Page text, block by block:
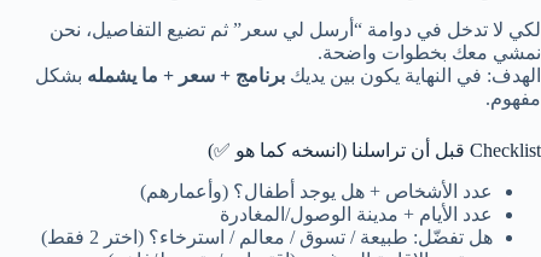
لكي لا تدخل في دوامة “أرسل لي سعر” ثم تضيع التفاصيل، نحن
نمشي معك بخطوات واضحة.
الهدف: في النهاية يكون بين يديك برنامج + سعر + ما يشمله بشكل
مفهوم.
Checklist قبل أن تراسلنا (انسخه كما هو ✅)
عدد الأشخاص + هل يوجد أطفال؟ (وأعمارهم)
عدد الأيام + مدينة الوصول/المغادرة
هل تفضّل: طبيعة / تسوق / معالم / استرخاء؟ (اختر 2 فقط)